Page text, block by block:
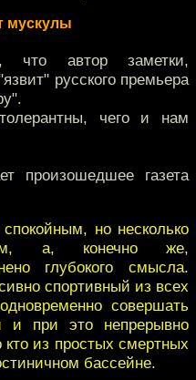
мускулы
что автор заметки,
русского премьера
чего и нам
произошедшее газета
но несколько
а, конечно же,
глубокого смысла.
спортивный из всех
совершать
и при это непрерывно
из простых смертных
бассейне.